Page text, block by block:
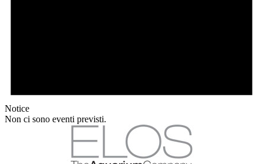
Notice
Non ci sono eventi previsti.